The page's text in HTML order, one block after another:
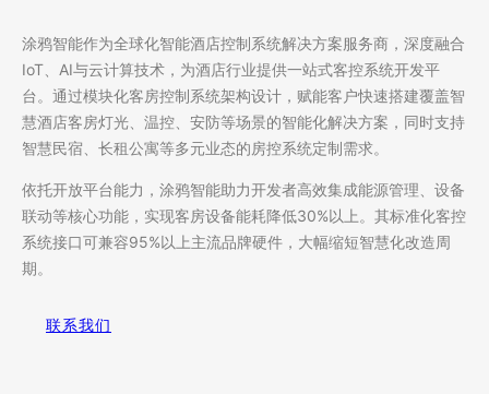
涂鸦智能作为全球化‌智能酒店控制系统‌解决方案服务商，深度融合
IoT、AI与云计算技术，为酒店行业提供一站式‌客控系统‌开发平
台。通过模块化‌客房控制系统‌架构设计，赋能客户快速搭建覆盖‌智
慧酒店客房‌灯光、温控、安防等场景的智能化解决方案，同时支持
智慧民宿、长租公寓等多元业态的‌房控系统‌定制需求。
依托开放平台能力，涂鸦智能助力开发者高效集成能源管理、设备
联动等核心功能，实现客房设备能耗降低30%以上。其标准化‌客控
系统‌接口可兼容95%以上主流品牌硬件，大幅缩短智慧化改造周
期。
联系我们